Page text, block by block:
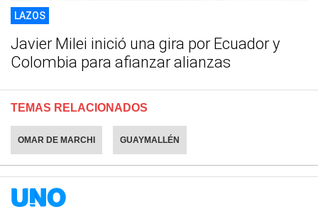
LAZOS
Javier Milei inició una gira por Ecuador y
Colombia para afianzar alianzas
TEMAS RELACIONADOS
OMAR DE MARCHI GUAYMALLÉN